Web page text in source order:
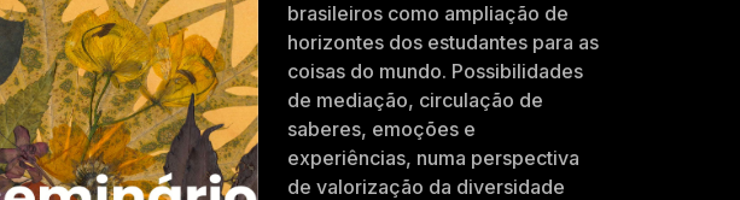
brasileiros como ampliação de
horizontes dos estudantes para as
coisas do mundo. Possibilidades
de mediação, circulação de
saberes, emoções e
experiências, numa perspectiva
de valorização da diversidade